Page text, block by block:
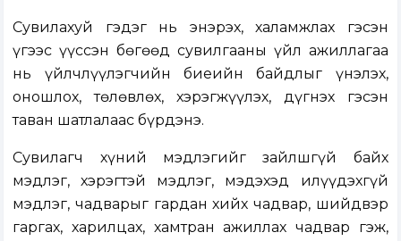
Сувилахуй гэдэг нь энэрэх, халамжлах гэсэн
үгээс үүссэн бөгөөд сувилгааны үйл ажиллагаа
нь үйлчлүүлэгчийн биеийн байдлыг үнэлэх,
оношлох, төлөвлөх, хэрэгжүүлэх, дүгнэх гэсэн
таван шатлалаас бүрдэнэ.
Сувилагч хүний мэдлэгийг зайлшгүй байх
мэдлэг, хэрэгтэй мэдлэг, мэдэхэд илүүдэхгүй
мэдлэг, чадварыг гардан хийх чадвар, шийдвэр
гаргах, харилцах, хамтран ажиллах чадвар гэж,